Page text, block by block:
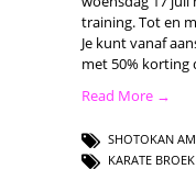
training. Tot en
Je kunt vanaf
met 50% korting
Read More →
SHOTOKAN
KARATE